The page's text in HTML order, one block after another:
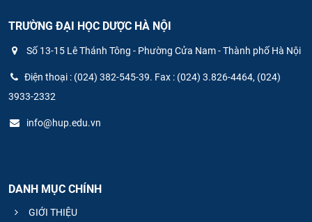
TRƯỜNG ĐẠI HỌC DƯỢC HÀ NỘI
Số 13-15 Lê Thánh Tông - Phường Cửa Nam - Thành phố Hà Nội
Điện thoại : (024) 382-545-39. Fax : (024) 3.826-4464, (024)
3933-2332
info@hup.edu.vn
DANH MỤC CHÍNH
GIỚI THIỆU